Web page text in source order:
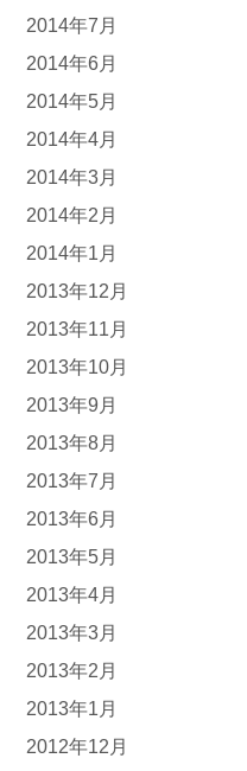
2014年7月
2014年6月
2014年5月
2014年4月
2014年3月
2014年2月
2014年1月
2013年12月
2013年11月
2013年10月
2013年9月
2013年8月
2013年7月
2013年6月
2013年5月
2013年4月
2013年3月
2013年2月
2013年1月
2012年12月